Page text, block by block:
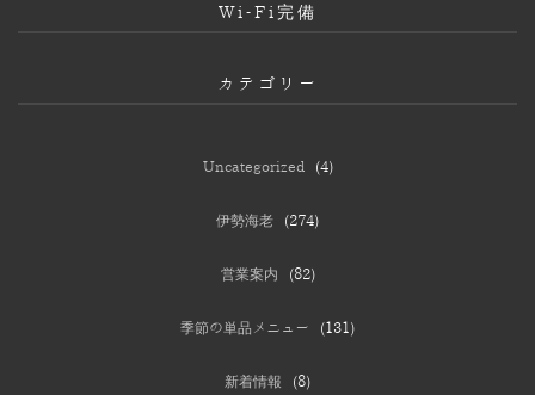
Wi-Fi完備
カテゴリー
Uncategorized(4)
伊勢海老 (274)
営業案内 (82)
季節の単品メニュー (131)
新着情報 (8)